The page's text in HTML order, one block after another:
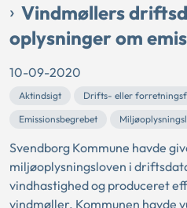
Vindmøllers
oplysninger om
10-09-2020
Aktindsigt
Drifts- eller
Emissionsbegrebet
Svendborg Kommune havde
miljøoplysningsloven i
vindhastighed og produceret
vindmøller. Kommunen havde